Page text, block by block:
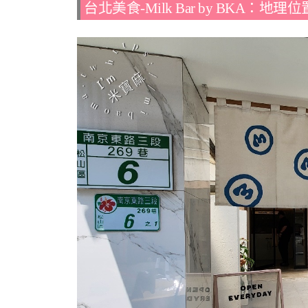
台北美食-Milk Bar by BKA：地理位